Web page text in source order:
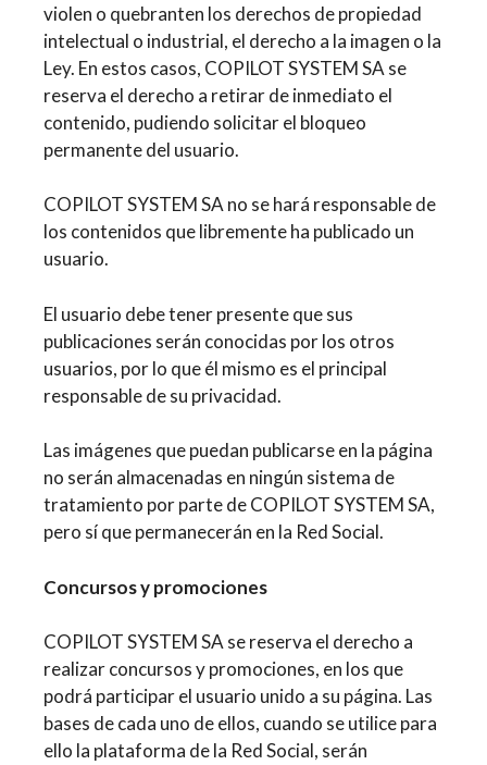
violen o quebranten los derechos de propiedad
intelectual o industrial, el derecho a la imagen o la
Ley. En estos casos, COPILOT SYSTEM SA se
reserva el derecho a retirar de inmediato el
contenido, pudiendo solicitar el bloqueo
permanente del usuario.
COPILOT SYSTEM SA no se hará responsable de
los contenidos que libremente ha publicado un
usuario.
El usuario debe tener presente que sus
publicaciones serán conocidas por los otros
usuarios, por lo que él mismo es el principal
responsable de su privacidad.
Las imágenes que puedan publicarse en la página
no serán almacenadas en ningún sistema de
tratamiento por parte de COPILOT SYSTEM SA,
pero sí que permanecerán en la Red Social.
Concursos y promociones
COPILOT SYSTEM SA se reserva el derecho a
realizar concursos y promociones, en los que
podrá participar el usuario unido a su página. Las
bases de cada uno de ellos, cuando se utilice para
ello la plataforma de la Red Social, serán